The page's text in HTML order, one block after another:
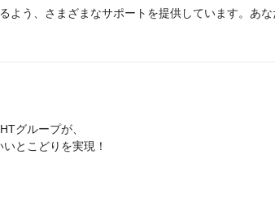
よう、さまざまなサポートを提供しています。あ
グループが、
とこどりを実現！